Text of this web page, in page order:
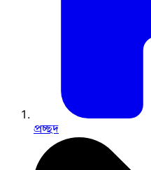
প্রচ্ছদ